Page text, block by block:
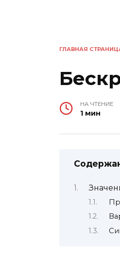
ГЛАВНАЯ
НА ЧТЕНИЕ
1 мин